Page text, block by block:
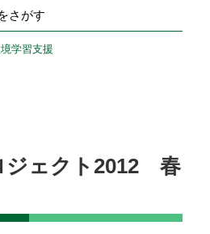
さがす
学習支援
ジェクト2012 春